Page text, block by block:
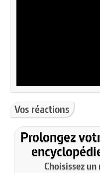
Vos réactions
Prolongez
Choisissez